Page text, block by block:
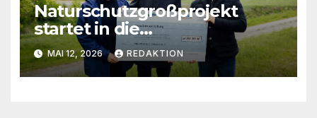
Naturschutzgroßprojekt
startet in die
Umsetzungsphase
MAI 12, 2026 REDAKTION